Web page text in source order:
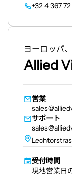
+32 4 367
ヨーロッパ
Allied
営業
サポート
受付時間
現地営業日